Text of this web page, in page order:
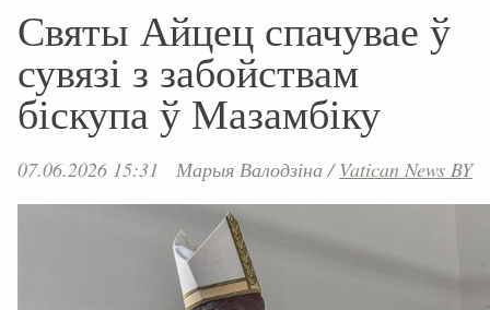
Святы Айцец спачувае ў
сувязі з забойствам
біскупа ў Мазамбіку
07.06.2026 15:31 Марыя Валодзіна/Vatican News BY